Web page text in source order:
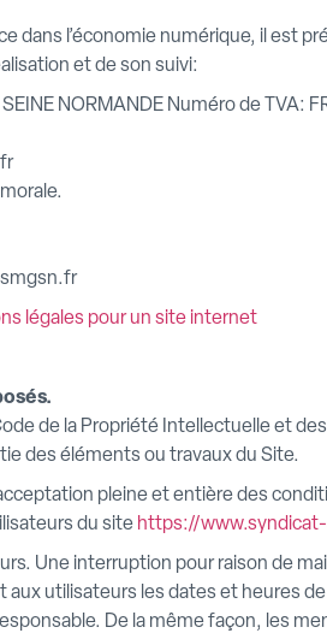
dans l’économie numérique, il est
et de son suivi:
NORMANDE Numéro de TVA:
légales pour un site internet
de la Propriété Intellectuelle et
des éléments ou travaux du Site.
pleine et entière des
du site https://
Une interruption pour raison de
aux utilisateurs les dates et heures
De la même façon, les